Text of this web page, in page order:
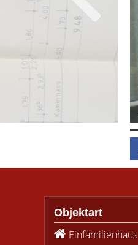
Objektart
Einfamilienhaus